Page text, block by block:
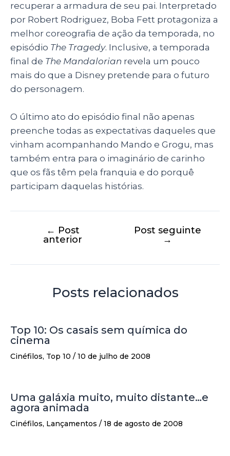
recuperar a armadura de seu pai. Interpretado
por Robert Rodriguez, Boba Fett protagoniza a
melhor coreografia de ação da temporada, no
episódio The Tragedy. Inclusive, a temporada
final de The Mandalorian revela um pouco
mais do que a Disney pretende para o futuro
do personagem.
O último ato do episódio final não apenas
preenche todas as expectativas daqueles que
vinham acompanhando Mando e Grogu, mas
também entra para o imaginário de carinho
que os fãs têm pela franquia e do porquê
participam daquelas histórias.
← Post
anterior
Post seguinte
→
Posts relacionados
Top 10: Os casais sem química do
cinema
Cinéfilos, Top 10 / 10 de julho de 2008
Uma galáxia muito, muito distante…e
agora animada
Cinéfilos, Lançamentos / 18 de agosto de 2008